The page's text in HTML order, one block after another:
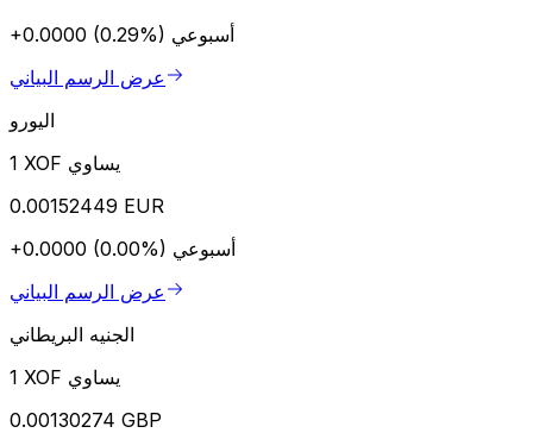
+0.0000 (0.29%) أسبوعي
عرض الرسم البياني
اليورو
1 XOF يساوي
0.00152449 EUR
+0.0000 (0.00%) أسبوعي
عرض الرسم البياني
الجنيه البريطاني
1 XOF يساوي
0.00130274 GBP